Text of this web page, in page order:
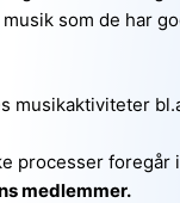
som de har
musikaktiviteter
processer foregår
medlemmer.